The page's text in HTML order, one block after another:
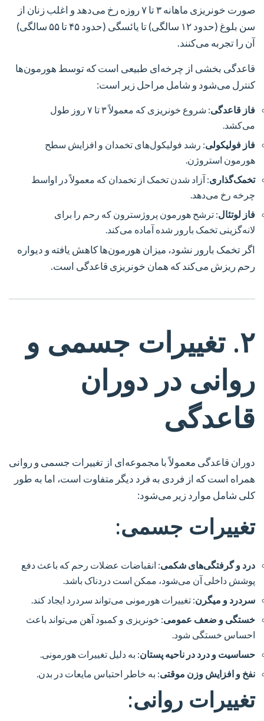
صورت خونریزی ماهانه ۳ تا ۷ روزه رخ می‌دهد و اغلب زنان از
سن بلوغ (حدود ۱۲ سالگی) تا یائسگی (حدود ۴۵ تا ۵۵ سالگی)
آن را تجربه می‌کنند.
قاعدگی بخشی از چرخه‌ای طبیعی است که توسط هورمون‌ها
کنترل می‌شود و شامل مراحل زیر است:
فاز قاعدگی
: شروع خونریزی که معمولاً ۳ تا ۷ روز طول
می‌کشد.
فاز فولیکولی: رشد فولیکول‌های تخمدان و افزایش سطح
هورمون استروژن.
تخمک‌گذاری: آزاد شدن تخمک از تخمدان که معمولاً در اواسط
چرخه رخ می‌دهد.
فاز لوتئال: ترشح هورمون پروژسترون که رحم را برای
لانه‌گزینی تخمک بارور شده آماده می‌کند.
اگر تخمک بارور نشود، میزان هورمون‌ها کاهش یافته و دیواره
رحم ریزش می‌کند که همان خونریزی قاعدگی است.
۲. تغییرات جسمی و
روانی در دوران
قاعدگی
دوران قاعدگی معمولاً با مجموعه‌ای از تغییرات جسمی و روانی
همراه است که از فردی به فرد دیگر متفاوت است، اما به طور
کلی شامل موارد زیر می‌شود:
تغییرات جسمی:
درد و گرفتگی‌های شکمی: انقباضات عضلات رحم که باعث دفع
پوشش داخلی آن می‌شود، ممکن است دردناک باشد.
سردرد و میگرن: تغییرات هورمونی می‌تواند سردرد ایجاد کند.
خستگی و ضعف عمومی: خونریزی و کمبود آهن می‌تواند باعث
احساس خستگی شود.
حساسیت و درد در ناحیه پستان: به دلیل تغییرات هورمونی.
نفخ و افزایش وزن موقتی: به خاطر احتباس مایعات در بدن.
تغییرات روانی: